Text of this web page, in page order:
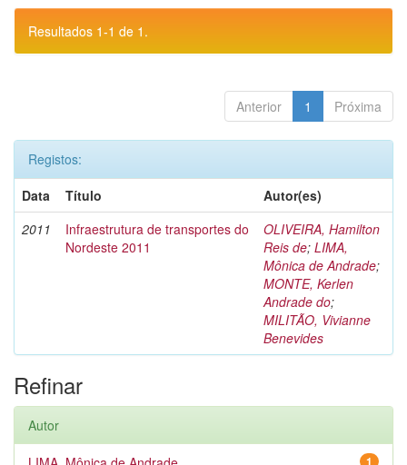
Resultados 1-1 de 1.
Anterior 1 Próxima
Registos:
Data
Título
Autor(es)
2011
Infraestrutura de transportes do
Nordeste 2011
OLIVEIRA, Hamilton
Reis de; LIMA,
Mônica de Andrade;
MONTE, Kerlen
Andrade do;
MILITÃO, Vivianne
Benevides
Refinar
Autor
1